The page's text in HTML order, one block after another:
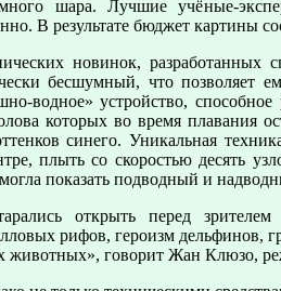
шара. Лучшие учёные-
В результате бюджет картины
новинок, разработанных
бесшумный, что позволяет
водное» устройство,
которых во время плавания
синего. Уникальная
плыть со скоростью десять
показать подводный и
открыть перед
рифов, героизм дельфинов,
говорит Жан Клюзо,